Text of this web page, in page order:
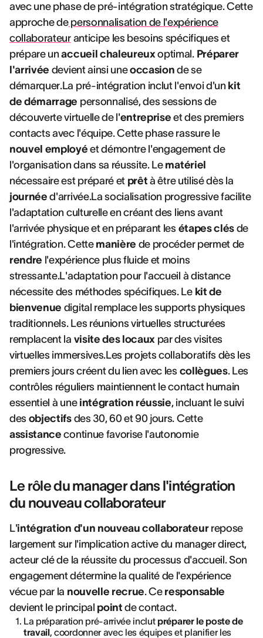
avec une phase de pré-intégration stratégique. Cette
approche depersonnalisation de l'expérience
collaborateuranticipe les besoins spécifiques et
prépare unaccueil chaleureuxoptimal. Préparer
l'arrivée devient ainsi uneoccasion de se
démarquer.La pré-intégration inclut l'envoi d'un kit
de démarrage personnalisé, des sessions de
découverte virtuelle de l'entreprise et des premiers
contacts avec l'équipe. Cette phase rassure le
nouvel employé et démontre l'engagement de
l'organisation dans sa réussite. Le matériel
nécessaire est préparé et prêt à être utilisé dès la
journée d'arrivée.La socialisation progressive facilite
l'adaptation culturelle en créant des liens avant
l'arrivée physique et en préparant les étapes clés de
l'intégration. Cette manière de procéder permet de
rendre l'expérience plus fluide et moins
stressante.L'adaptation pour l'accueil à distance
nécessite des méthodes spécifiques. Le kit de
bienvenue digital remplace les supports physiques
traditionnels. Les réunions virtuelles structurées
remplacent la visite des locaux par des visites
virtuelles immersives.Les projets collaboratifs dès les
premiers jours créent du lien avec les collègues. Les
contrôles réguliers maintiennent le contact humain
essentiel à une intégration réussie, incluant le suivi
des objectifsdes 30, 60 et 90 jours. Cette
assistance continue favorise l'autonomie
progressive.
Le rôle du manager dans l'intégration
du nouveau collaborateur
L'intégration d'un nouveau collaborateurrepose
largement sur l'implication active du manager direct,
acteur clé de la réussite du processus d'accueil. Son
engagement détermine la qualité de l'expérience
vécue par la nouvelle recrue. Ce responsable
devient le principal point de contact.
La préparation pré-arrivée inclut préparer le poste de
travail, coordonner avec les équipes et planifier les